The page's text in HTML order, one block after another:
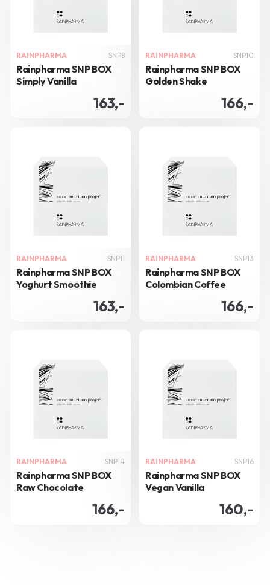
RAINPHARMA SNP8
Rainpharma SNP BOX
Simply Vanilla
163,-
RAINPHARMA SNP10
Rainpharma SNP BOX
Golden Shake
166,-
RAINPHARMA SNP11
Rainpharma SNP BOX
Yoghurt Smoothie
163,-
RAINPHARMA SNP13
Rainpharma SNP BOX
Colombian Coffee
166,-
RAINPHARMA SNP14
Rainpharma SNP BOX
Raw Chocolate
166,-
RAINPHARMA SNP16
Rainpharma SNP BOX
Vegan Vanilla
160,-